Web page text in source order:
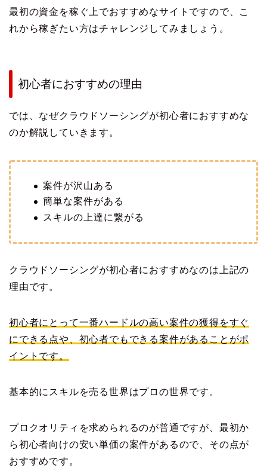
最初の資金を稼ぐ上でおすすめなサイトですので、こ
れから稼ぎたい方はチャレンジしてみましょう。
初心者におすすめの理由
では、なぜクラウドソーシングが初心者におすすめな
のか解説していきます。
案件が沢山ある
簡単な案件がある
スキルの上達に繋がる
クラウドソーシングが初心者におすすめなのは上記の
理由です。
初心者にとって一番ハードルの高い案件の獲得をすぐ
にできる点や、初心者でもできる案件があることがポ
イントです。
基本的にスキルを売る世界はプロの世界です。
プロクオリティを求められるのが普通ですが、最初か
ら初心者向けの安い単価の案件があるので、その点が
おすすめです。